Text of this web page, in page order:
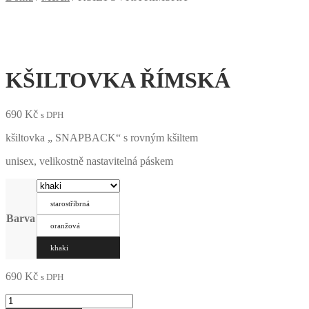
KŠILTOVKA ŘÍMSKÁ
690 Kč s DPH
kšiltovka „ SNAPBACK“ s rovným kšiltem
unisex, velikostně nastavitelná páskem
Barva
starostříbrná
oranžová
khaki
690 Kč s DPH
KŠILTOVKA